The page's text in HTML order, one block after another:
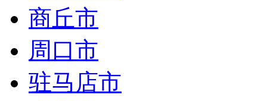
商丘市
周口市
驻马店市